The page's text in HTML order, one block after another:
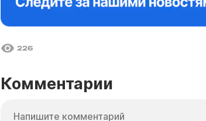
226
Комментарии